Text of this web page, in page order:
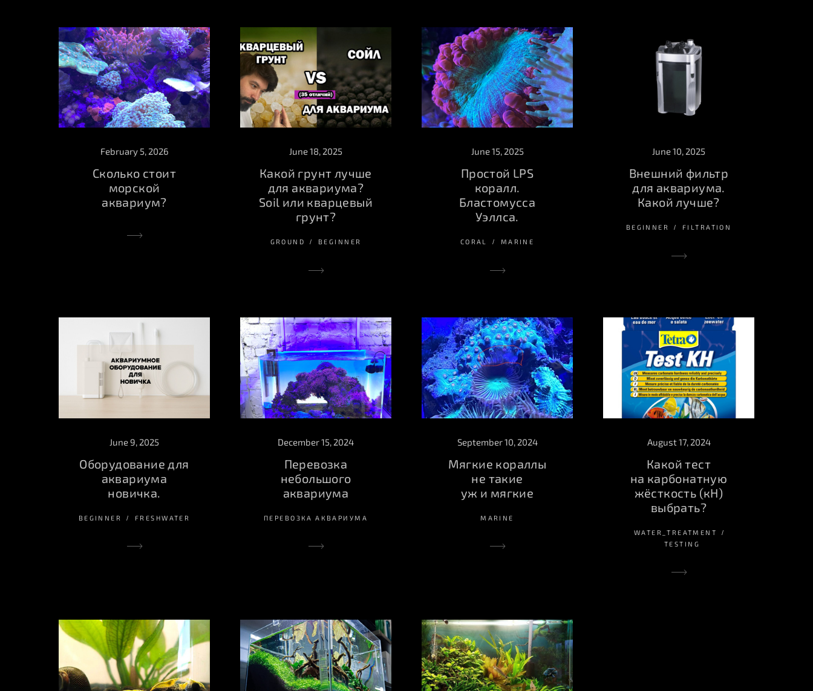
February 5, 2026
Сколько стоит
морской
аквариум?
June 18, 2025
Какой грунт лучше
для аквариума?
Soil или кварцевый
грунт?
GROUND BEGINNER
June 15, 2025
Простой LPS
коралл.
Бластомусса
Уэллса.
CORAL MARINE
June 10, 2025
Внешний фильтр
для аквариума.
Какой лучше?
BEGINNER FILTRATION
June 9, 2025
Оборудование для
аквариума
новичка.
BEGINNER FRESHWATER
December 15, 2024
Перевозка
небольшого
аквариума
ПЕРЕВОЗКА АКВАРИУМА
September 10, 2024
Мягкие кораллы
не такие
уж и мягкие
MARINE
August 17, 2024
Какой тест
на карбонатную
жёсткость (кН)
выбрать?
WATER_TREATMENT
TESTING